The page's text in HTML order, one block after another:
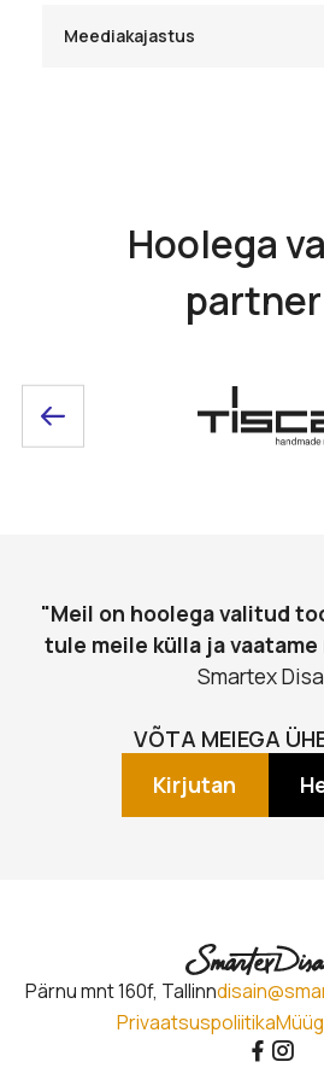
Meediakajastus
Hoolega
"Meil on hoolega valitud
tule meile külla ja
Smartex
VÕTA MEIEGA
Kirjutan
Pärnu mnt 160f, Tallinn
Privaatsuspoliitika